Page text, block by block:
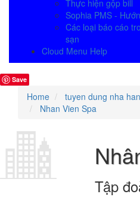
Thực hiện gộp bill
Sophia PMS -
Các loại báo cáo
sạn
Cloud Menu Help
Save
Home
tuyen dung nha
Nhan Vien Spa
Tập